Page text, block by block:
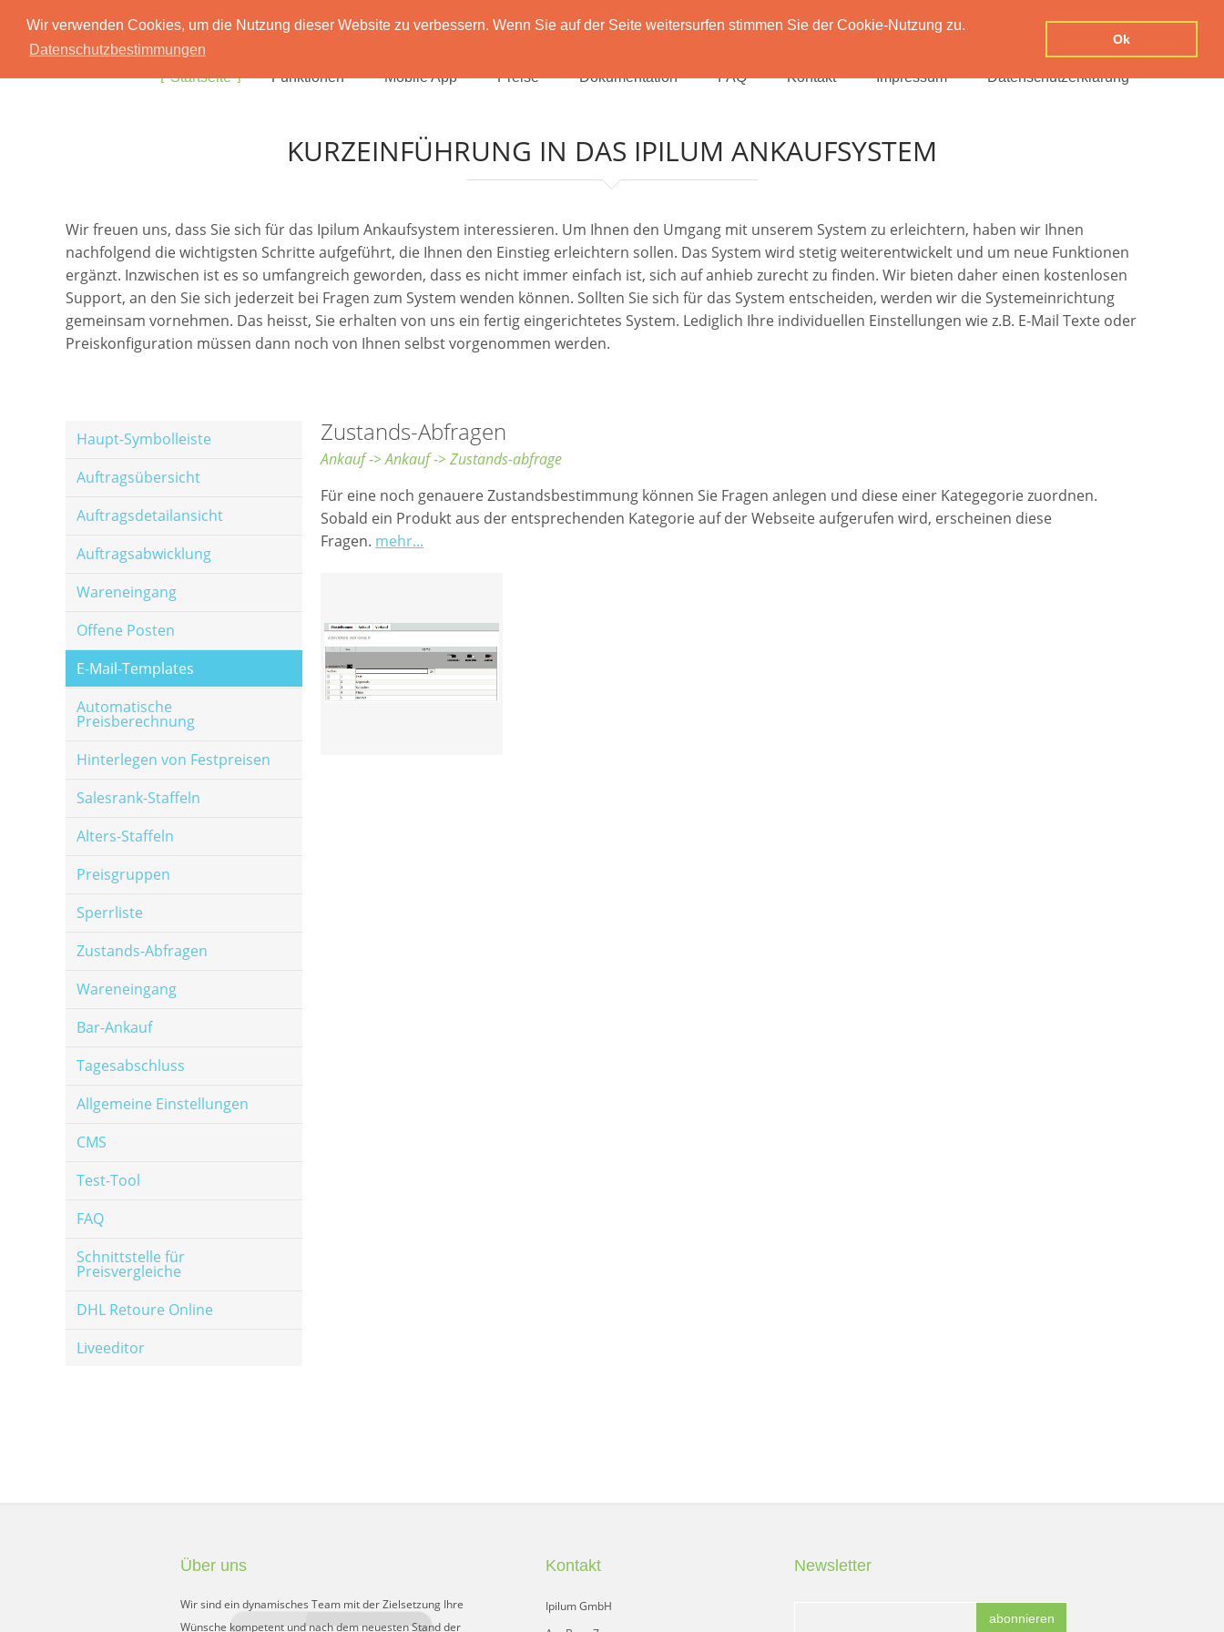
Wir verwenden Cookies, um die Nutzung dieser Website zu verbessern. Wenn Sie auf der Seite weitersurfen stimmen Sie der Cookie-Nutzung zu.
Datenschutzbestimmungen
Ok
Startseite Funktionen Mobile App Preise Dokumentation FAQ Kontakt Impressum Datenschutzerklärung
KURZEINFÜHRUNG IN DAS IPILUM ANKAUFSYSTEM
Wir freuen uns, dass Sie sich für das Ipilum Ankaufsystem interessieren. Um Ihnen den Umgang mit unserem System zu erleichtern, haben wir Ihnen
nachfolgend die wichtigsten Schritte aufgeführt, die Ihnen den Einstieg erleichtern sollen. Das System wird stetig weiterentwickelt und um neue Funktionen
ergänzt. Inzwischen ist es so umfangreich geworden, dass es nicht immer einfach ist, sich auf anhieb zurecht zu finden. Wir bieten daher einen kostenlosen
Support, an den Sie sich jederzeit bei Fragen zum System wenden können. Sollten Sie sich für das System entscheiden, werden wir die Systemeinrichtung
gemeinsam vornehmen. Das heisst, Sie erhalten von uns ein fertig eingerichtetes System. Lediglich Ihre individuellen Einstellungen wie z.B. E-Mail Texte oder
Preiskonfiguration müssen dann noch von Ihnen selbst vorgenommen werden.
Haupt-Symbolleiste
Auftragsübersicht
Auftragsdetailansicht
Auftragsabwicklung
Wareneingang
Offene Posten
E-Mail-Templates
Automatische
Preisberechnung
Hinterlegen von Festpreisen
Salesrank-Staffeln
Alters-Staffeln
Preisgruppen
Sperrliste
Zustands-Abfragen
Wareneingang
Bar-Ankauf
Tagesabschluss
Allgemeine Einstellungen
CMS
Test-Tool
FAQ
Schnittstelle für
Preisvergleiche
DHL Retoure Online
Liveeditor
Zustands-Abfragen
Ankauf -> Ankauf -> Zustands-abfrage
Für eine noch genauere Zustandsbestimmung können Sie Fragen anlegen und diese einer Kategegorie zuordnen.
Sobald ein Produkt aus der entsprechenden Kategorie auf der Webseite aufgerufen wird, erscheinen diese
Fragen. mehr...
Über uns
Wir sind ein dynamisches Team mit der Zielsetzung Ihre
Wünsche kompetent und nach dem neuesten Stand der
Kontakt
Ipilum GmbH
Newsletter
abonnieren